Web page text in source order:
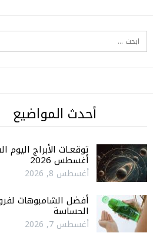
أحدث المواضيع
أغسطس 2026
أغسطس 8, 2026
أفضل الشامبوهات
الحساسة
أغسطس 7, 2026